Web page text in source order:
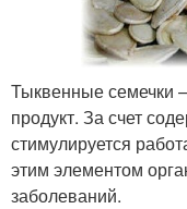
Тыквенные семечки
продукт. За счет
стимулируется
этим элементом
заболеваний.